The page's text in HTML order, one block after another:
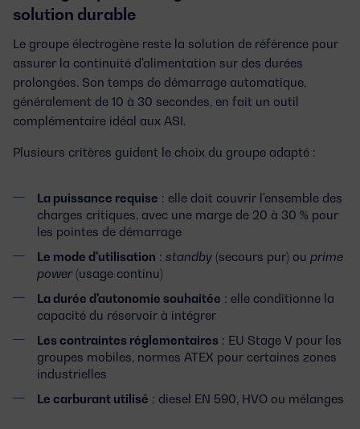
solution durable
Le groupe électrogène reste la solution de référence pour
assurer la continuité d'alimentation sur des durées
prolongées. Son temps de démarrage automatique,
généralement de 10 à 30 secondes, en fait un outil
complémentaire idéal aux ASI.
Plusieurs critères guident le choix du groupe adapté :
La puissance requise : elle doit couvrir l'ensemble des
charges critiques, avec une marge de 20 à 30 % pour
les pointes de démarrage
Le mode d'utilisation : standby (secours pur) ou prime
power(usage continu)
La durée d'autonomie souhaitée : elle conditionne la
capacité du réservoir à intégrer
Les contraintes réglementaires : EU Stage V pour les
groupes mobiles, normes ATEX pour certaines zones
industrielles
Le carburant utilisé : diesel EN 590, HVO ou mélanges